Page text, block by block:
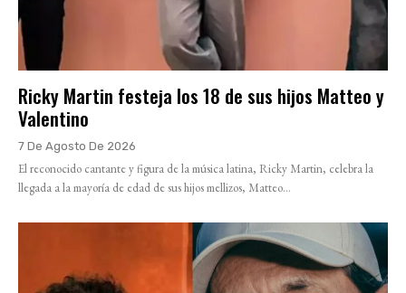
Ricky Martin festeja los 18 de sus hijos Matteo y
Valentino
7 De Agosto De 2026
El reconocido cantante y figura de la música latina, Ricky Martin, celebra la
llegada a la mayoría de edad de sus hijos mellizos, Matteo...